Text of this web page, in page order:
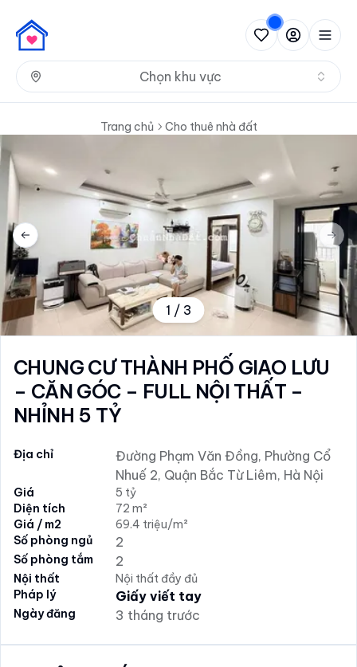
Chọn khu vực
Trang chủ Cho thuê nhà đất
Previous slide
1 / 3
CHUNG CƯ THÀNH PHỐ GIAO LƯU
– CĂN GÓC – FULL NỘI THẤT –
NHỈNH 5 TỶ
Địa chỉ
Đường Phạm Văn Đồng, Phường Cổ
Nhuế 2, Quận Bắc Từ Liêm, Hà Nội
Giá
5 tỷ
Diện tích
72 m²
Giá / m2
69.4 triệu/m²
Số phòng ngủ
2
Số phòng tắm 2
Nội thất
Nội thất đầy đủ
Pháp lý
Giấy viết tay
Ngày đăng 3 tháng trước